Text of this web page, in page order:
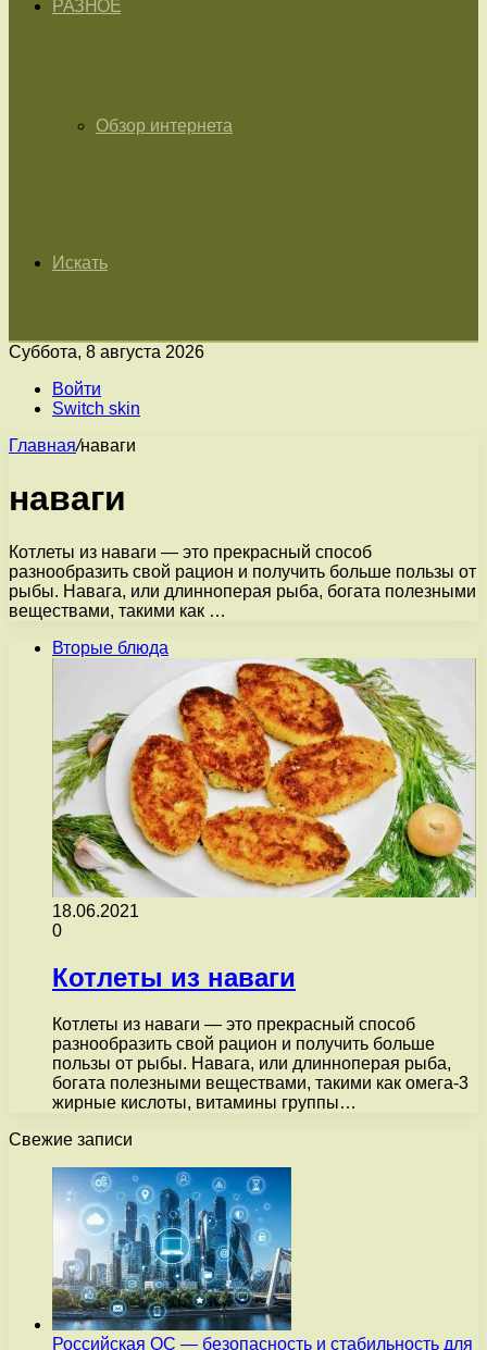
РАЗНОЕ
Обзор интернета
Искать
Суббота, 8 августа 2026
Войти
Switch skin
Главная/наваги
наваги
Котлеты из наваги — это прекрасный способ
разнообразить свой рацион и получить больше пользы от
рыбы. Навага, или длинноперая рыба, богата полезными
веществами, такими как …
Вторые блюда
18.06.2021
0
Котлеты из наваги
Котлеты из наваги — это прекрасный способ
разнообразить свой рацион и получить больше
пользы от рыбы. Навага, или длинноперая рыба,
богата полезными веществами, такими как омега-3
жирные кислоты, витамины группы…
Свежие записи
Российская ОС — безопасность и стабильность для